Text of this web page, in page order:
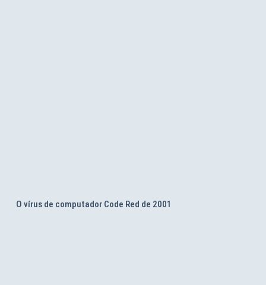
O vírus de computador Code Red de 2001